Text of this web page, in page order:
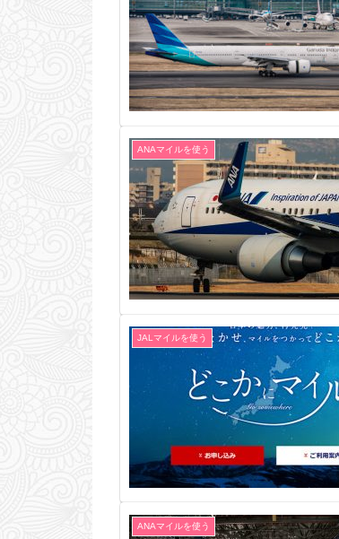
ANAマイルを使う
JALマイルを使う
ANAマイルを使う